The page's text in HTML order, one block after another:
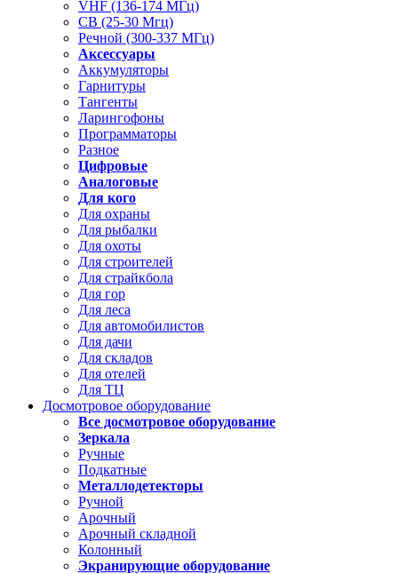
VHF (136-174 МГц)
CB (25-30 Мгц)
Речной (300-337 МГц)
Аксессуары
Аккумуляторы
Гарнитуры
Тангенты
Ларингофоны
Программаторы
Разное
Цифровые
Аналоговые
Для кого
Для охраны
Для рыбалки
Для охоты
Для строителей
Для страйкбола
Для гор
Для леса
Для автомобилистов
Для дачи
Для складов
Для отелей
Для ТЦ
Досмотровое оборудование
Все досмотровое оборудование
Зеркала
Ручные
Подкатные
Металлодетекторы
Ручной
Арочный
Арочный складной
Колонный
Экранирующие оборудование